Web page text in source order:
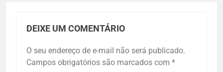
DEIXE UM COMENTÁRIO
O seu endereço de e-mail não será publicado.
Campos obrigatórios são marcados com *